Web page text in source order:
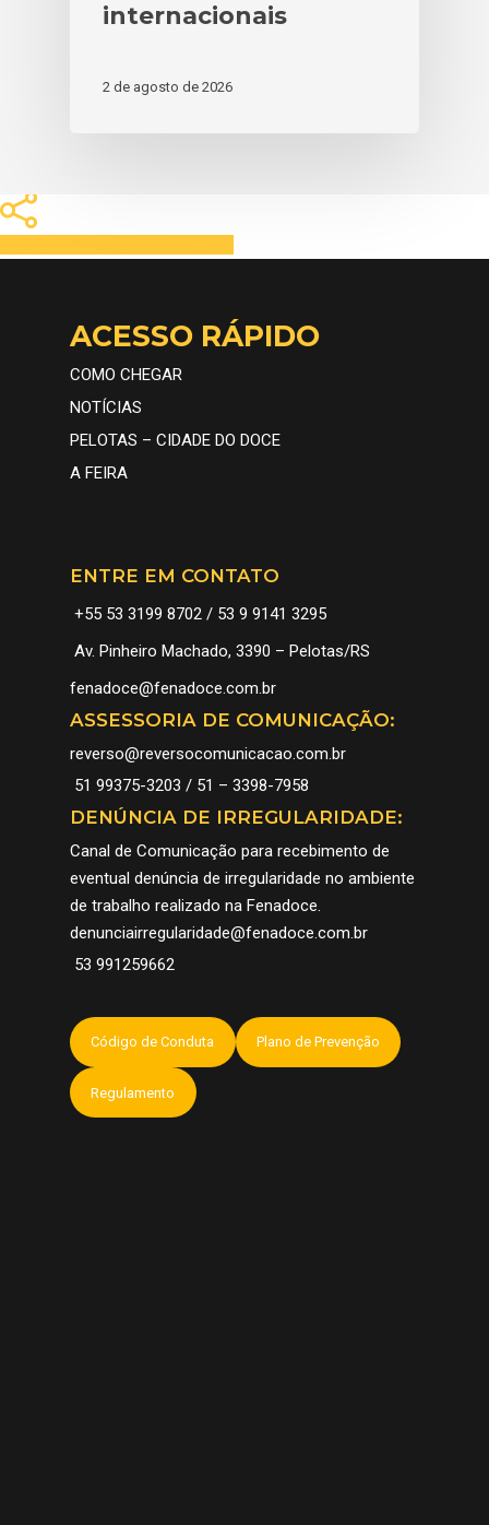
internacionais
2 de agosto de 2026
ACESSO RÁPIDO
COMO CHEGAR
NOTÍCIAS
PELOTAS – CIDADE DO DOCE
A FEIRA
ENTRE EM CONTATO
+55 53 3199 8702 / 53 9 9141 3295
Av. Pinheiro Machado, 3390 – Pelotas/RS
fenadoce@fenadoce.com.br
ASSESSORIA DE COMUNICAÇÃO:
reverso@reversocomunicacao.com.br
51 99375-3203 / 51 – 3398-7958
DENÚNCIA DE IRREGULARIDADE:
Canal de Comunicação para recebimento de
eventual denúncia de irregularidade no ambiente
de trabalho realizado na Fenadoce.
denunciairregularidade@fenadoce.com.br
53 991259662
Código de Conduta Plano de Prevenção
Regulamento